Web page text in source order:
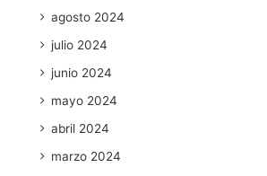
agosto 2024
julio 2024
junio 2024
mayo 2024
abril 2024
marzo 2024